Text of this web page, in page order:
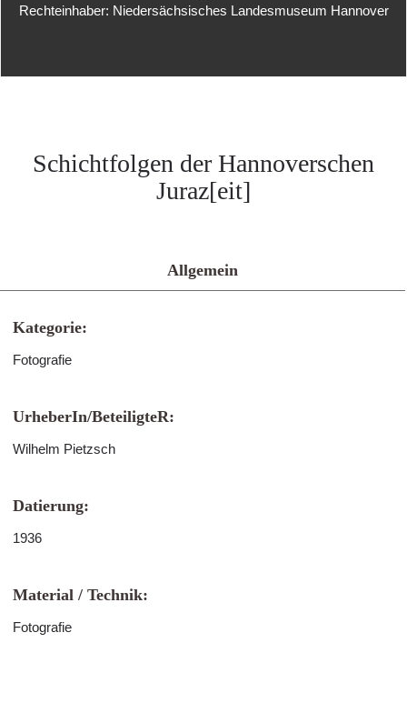
Rechteinhaber: Niedersächsisches Landesmuseum Hannover
Schichtfolgen der Hannoverschen
Juraz[eit]
Allgemein
Kategorie:
Fotografie
UrheberIn/BeteiligteR:
Wilhelm Pietzsch
Datierung:
1936
Material / Technik:
Fotografie